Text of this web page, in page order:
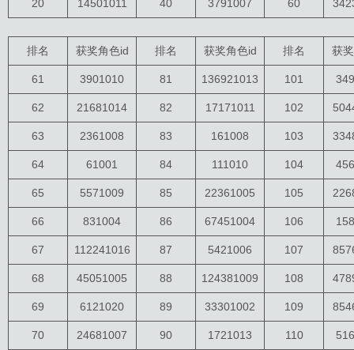
20 14501011 40 3791007 60
排名 获奖角色id 排名 获奖角色id 排名 获
61 3901010 81 136921013 101
62 21681014 82 17171011 102
63 2361008 83 161008 103
64 61001 84 111010 104
65 5571009 85 22361005 105
66 831004 86 67451004 106
67 112241016 87 5421006 107
68 45051005 88 124381009 108
69 6121020 89 33301002 109
70 24681007 90 1721013 110